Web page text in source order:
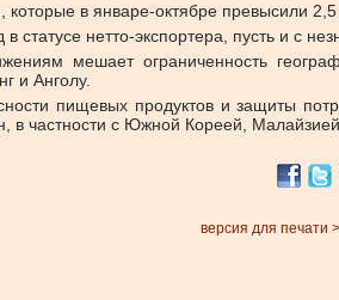
в январе-октябре превысили
статусе нетто-экспортера, пусть и с
мешает ограниченность
и Анголу.
пищевых продуктов и защиты
частности с Южной Кореей,
версия для печати